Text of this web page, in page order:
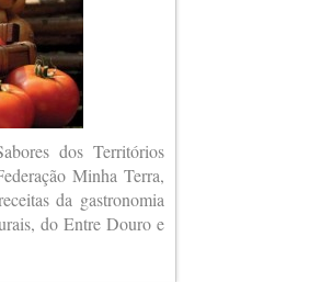
dos Territórios
Minha Terra,
da gastronomia
do Entre Douro e